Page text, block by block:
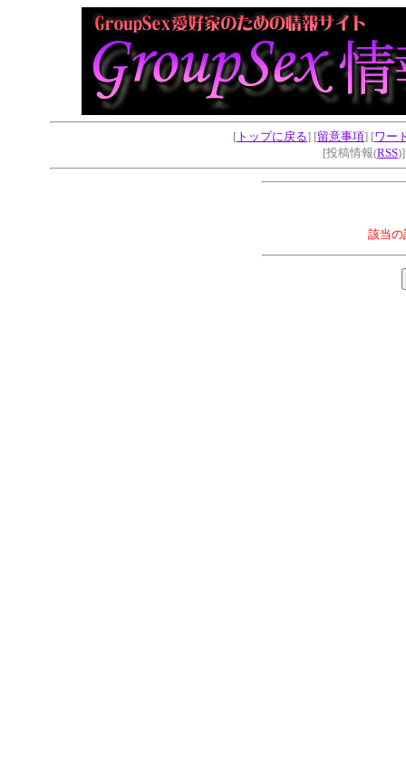
[ トップに戻る] [留意事項] [ワー
[投稿情報(RSS
該当の